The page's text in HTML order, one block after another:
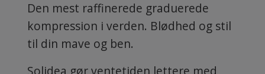
Den mest raffinerede graduerede
kompression i verden. Blødhed og stil
til din mave og ben.